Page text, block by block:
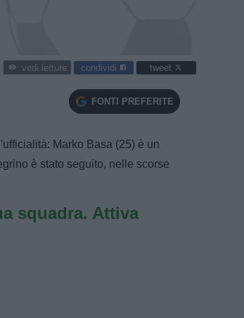
vedi letture condividi tweet
FONTI PREFERITE
Marko Basa (25) è un
è stato seguito, nelle scorse
squadra. Attiva